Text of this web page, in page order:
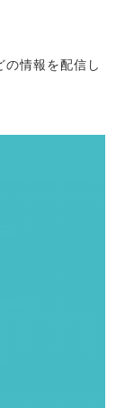
情報を配信し